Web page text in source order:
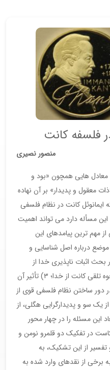
فلسفه كانت
منصور نصیری
هایی همچون «بود و
معقول و پدیدار» بر آن نهاده
ايمانوئل کانت در نظام فلسفی
مسأله دارد می تواند اهمیت
مهم ترین پیامدهای این
آن در اتخاذ موضع درباره اصل شناسایی و
۲) تأثیر آن در بحث اثبات ناپذیری خدا از
طریق ادله رایج در فلسفه و نیز در نحوه تلقی کانت از خدا؛ ۳) تأثیر آن
؛ ۴) تأثیر آن در دور ساختن نظام فلسفی قوی از
یک سو و پدیدارگرایی هگلی، از
این مسئله را در چهار محور
در تفکیک دو قلمرو نومن و
از این تشکیک، به
برخی از نقدهای وارد شده به